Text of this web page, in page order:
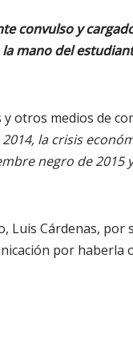
convulso y
mano del
otros medios de
la crisis
negro de 2015
Luis Cárdenas, por
por haberla